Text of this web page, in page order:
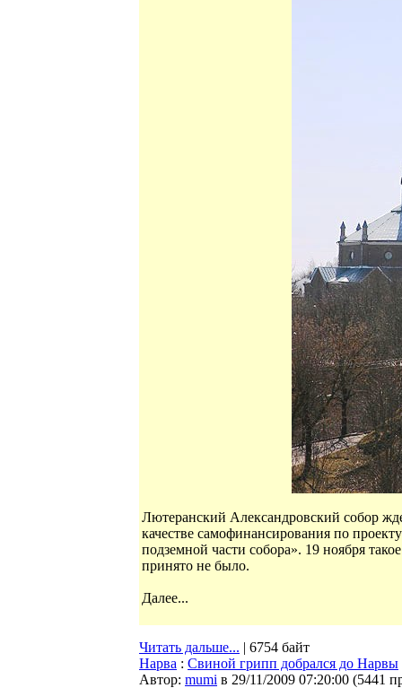
Лютеранский Александровский собор
качестве самофинансирования по
подземной части собора». 19 ноября
принято не было.
Далее...
Читать дальше... | 6754 байт
Нарва : Свиной грипп добрался до Нарвы
Автор: mumi в 29/11/2009 07:20:00 (5441